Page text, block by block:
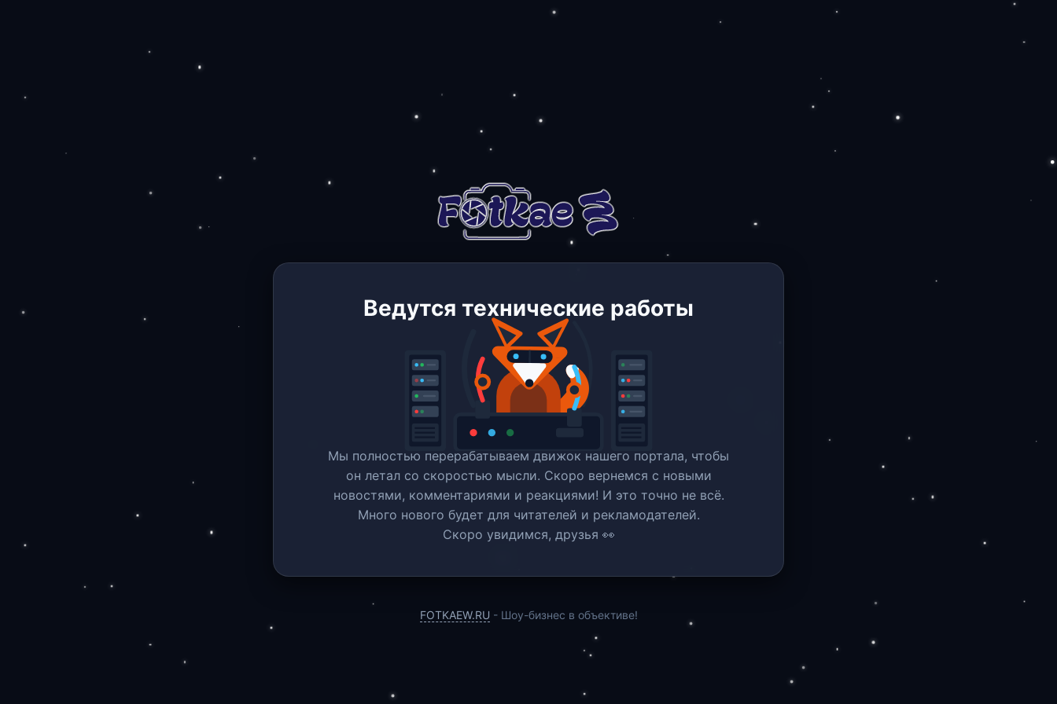
Ведутся технические работы
Мы полностью перерабатываем движок нашего портала, чтобы
он летал со скоростью мысли. Скоро вернемся c новыми
новостями, комментариями и реакциями! И это точно не всё.
Много нового будет для читателей и рекламодателей.
Скоро увидимся, друзья 👀
FOTKAEW.RU - Шоу-бизнес в объективе!